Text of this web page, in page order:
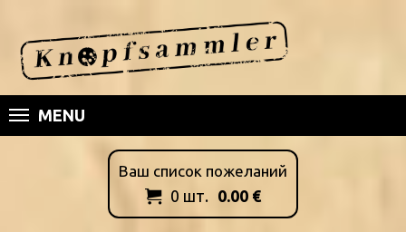
MENU
Ваш список пожеланий
 0 шт. 0.00 €